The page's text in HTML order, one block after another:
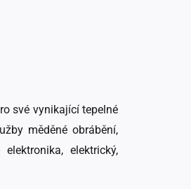
své vynikající tepelné
měděné obrábění,
elektrický,